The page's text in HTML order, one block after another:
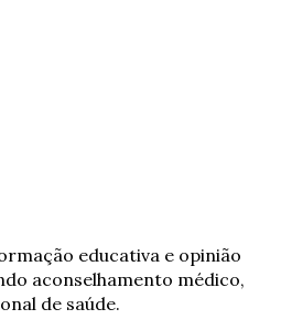
educativa e opinião
aconselhamento médico,
de saúde.